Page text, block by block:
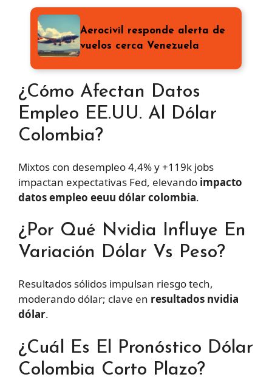
Aerocivil responde alerta de
vuelos cerca Venezuela
¿Cómo Afectan Datos
Empleo EE.UU. Al Dólar
Colombia?
Mixtos con desempleo 4,4% y +119k jobs
impactan expectativas Fed, elevando impacto
datos empleo eeuu dólar colombia.
¿Por Qué Nvidia Influye En
Variación Dólar Vs Peso?
Resultados sólidos impulsan riesgo tech,
moderando dólar; clave en resultados nvidia
dólar.
¿Cuál Es El Pronóstico Dólar
Colombia Corto Plazo?